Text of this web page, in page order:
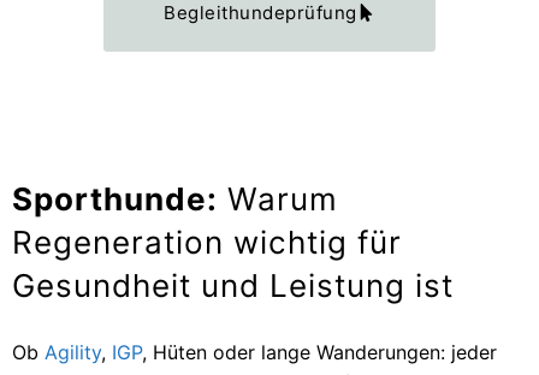
Begleithundeprüfung
Sporthunde: Warum
Regeneration wichtig für
Gesundheit und Leistung ist
Ob Agility, IGP, Hüten oder lange Wanderungen: jeder